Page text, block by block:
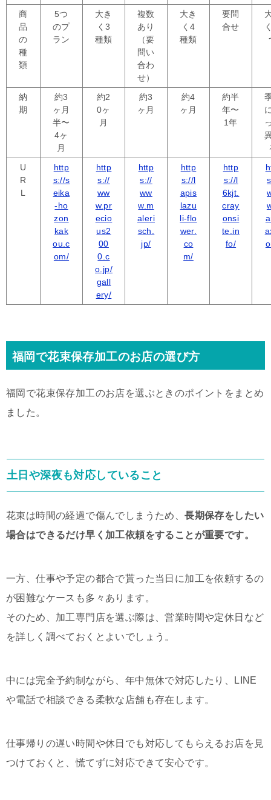
商
品
の
種
類
5つ
のプ
ラン
大き
く3
種類
複数
あり
（要
問い
合わ
せ）
大き
く4
種類
要問
合せ
納
期
約3
ヶ月
半〜
4ヶ
月
約2
0ヶ
月
約3
ヶ月
約4
ヶ月
約半
年〜
1年
U
R
L
http
s://s
eika
-ho
zon
kak
ou.c
om/
http
s://
ww
w.pr
ecio
us2
00
0.c
o.jp/
gall
ery/
http
s://
ww
w.m
aleri
sch.
jp/
http
s://l
apis
lazu
li-flo
wer.
co
m/
http
s://l
6kjt.
cray
onsi
te.in
fo/
福岡で花束保存加工のお店の選び方
福岡で花束保存加工のお店を選ぶときのポイントをまとめ
ました。
土日や深夜も対応していること
花束は時間の経過で傷んでしまうため、長期保存をしたい
場合はできるだけ早く加工依頼をすることが重要です。
一方、仕事や予定の都合で貰った当日に加工を依頼するの
が困難なケースも多々あります。
そのため、加工専門店を選ぶ際は、営業時間や定休日など
を詳しく調べておくとよいでしょう。
中には完全予約制ながら、年中無休で対応したり、LINE
や電話で相談できる柔軟な店舗も存在します。
仕事帰りの遅い時間や休日でも対応してもらえるお店を見
つけておくと、慌てずに対応できて安心です。